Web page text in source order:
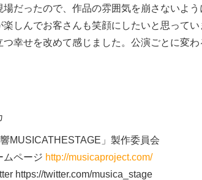
だったので、作品の雰囲気を崩さないよう
楽しんでお客さんも笑顔にしたいと思って
つ幸せを改めて感じました。公演ごとに変
MUSICATHESTAGE」製作委員会
ムページ http://musicaproject.com/
https://twitter.com/musica_stage